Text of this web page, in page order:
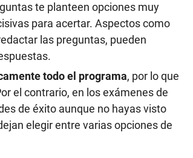
te planteen opciones muy
para acertar. Aspectos como
las preguntas, pueden
todo el programa, por lo que
el contrario, en los exámenes de
de éxito aunque no hayas visto
elegir entre varias opciones de